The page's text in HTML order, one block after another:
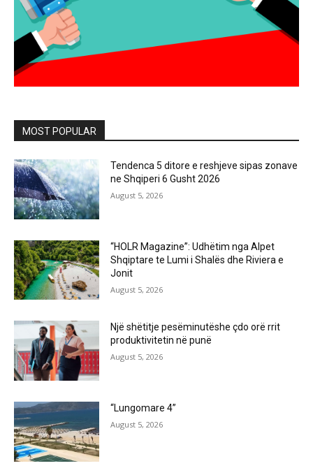
MOST POPULAR
Tendenca 5 ditore e reshjeve sipas zonave
ne Shqiperi 6 Gusht 2026
August 5, 2026
“HOLR Magazine”: Udhëtim nga Alpet
Shqiptare te Lumi i Shalës dhe Riviera e
Jonit
August 5, 2026
Një shëtitje pesëminutëshe çdo orë rrit
produktivitetin në punë
August 5, 2026
“Lungomare 4”
August 5, 2026